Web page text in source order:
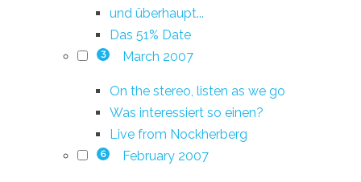
und überhaupt...
Das 51% Date
3 March 2007
On the stereo, listen as we go
Was interessiert so einen?
Live from Nockherberg
6 February 2007